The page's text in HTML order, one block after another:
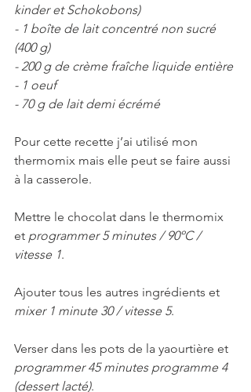
kinder et Schokobons)
- 1 boîte de lait concentré non sucré
(400 g)
- 200 g de crème fraîche liquide entière
- 1 oeuf
- 70 g de lait demi écrémé
Pour cette recette j’ai utilisé mon
thermomix mais elle peut se faire aussi
à la casserole.
Mettre le chocolat dans le thermomix
et programmer 5 minutes / 90ºC /
vitesse 1.
Ajouter tous les autres ingrédients et
mixer 1 minute 30 / vitesse 5.
Verser dans les pots de la yaourtière et
programmer 45 minutes programme 4
(dessert lacté).